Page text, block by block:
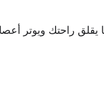
راحتك ويوتر